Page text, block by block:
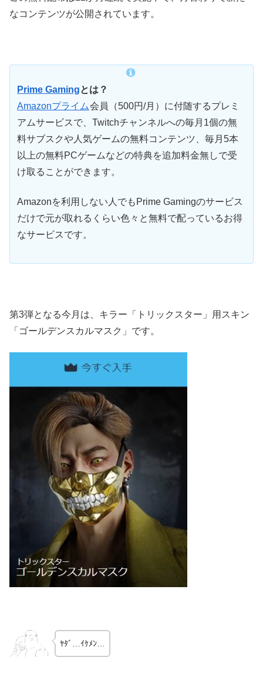
なコンテンツが公開されています。
Prime Gamingとは？
Amazonプライム会員（500円/月）に付随するプレミ
アムサービスで、Twitchチャンネルへの毎月1個の無
料サブスクや人気ゲームの無料コンテンツ、毎月5本
以上の無料PCゲームなどの特典を追加料金無しで受
け取ることができます。
Amazonを利用しない人でもPrime Gamingのサービス
だけで元が取れるくらい色々と無料で配っているお得
なサービスです。
第3弾となる今月は、キラー「トリックスター」用スキン
「ゴールデンスカルマスク」です。
ﾔﾀﾞ…ｲｹﾒﾝ…